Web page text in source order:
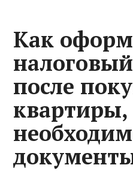
Как
после
квартиры,